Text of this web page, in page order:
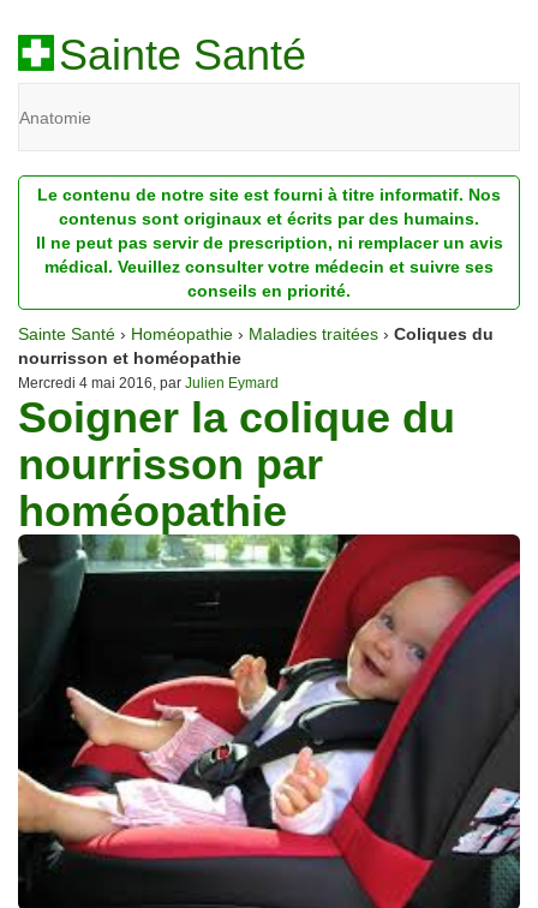
Sainte Santé
Anatomie
Diagnostic
Dossiers
Homéopathie
Nutrition
Pathologie
Psychologie
Recherches
Traitements
Le contenu de notre site est fourni à titre informatif. Nos
contenus sont originaux et écrits par des humains.
Il ne peut pas servir de prescription, ni remplacer un avis
médical. Veuillez consulter votre médecin et suivre ses
conseils en priorité.
Sainte Santé › Homéopathie › Maladies traitées › Coliques du
nourrisson et homéopathie
Mercredi 4 mai 2016, par Julien Eymard
Soigner la colique du
nourrisson par
homéopathie